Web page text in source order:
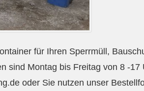
für Ihren Sperrmüll,
sind Montag bis Freitag von 8 -17
oder Sie nutzen unser